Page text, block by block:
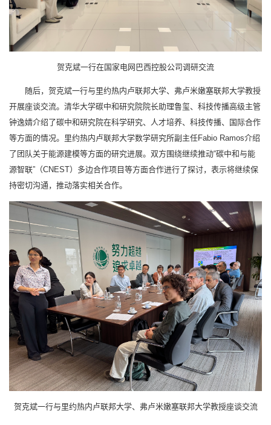
贺克斌一行在国家电网巴西控股公司调研交流
随后，贺克斌一行与里约热内卢联邦大学、弗卢米嫩塞联邦大学教授
开展座谈交流。清华大学碳中和研究院院长助理鲁玺、科技传播高级主管
钟逸婧介绍了碳中和研究院在科学研究、人才培养、科技传播、国际合作
等方面的情况。里约热内卢联邦大学数学研究所副主任Fabio Ramos介绍
了团队关于能源建模等方面的研究进展。双方围绕继续推动“碳中和与能
源智联”（CNEST）多边合作项目等方面合作进行了探讨，表示将继续保
持密切沟通，推动落实相关合作。
贺克斌一行与里约热内卢联邦大学、弗卢米嫩塞联邦大学教授座谈交流